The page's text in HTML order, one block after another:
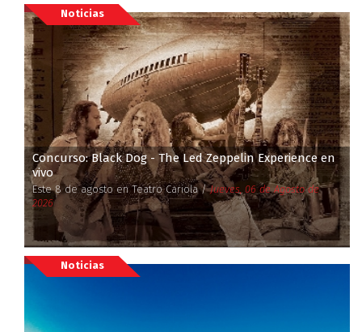
Noticias
Concurso: Black Dog - The Led Zeppelin Experience en
vivo
Este 8 de agosto en Teatro Cariola /Jueves, 06 de Agosto de
2026
Noticias